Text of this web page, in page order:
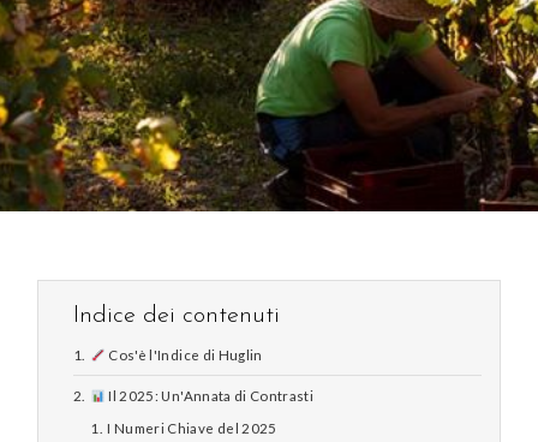
Indice dei contenuti
Cos'è l'Indice di Huglin
Il 2025: Un'Annata di Contrasti
I Numeri Chiave del 2025